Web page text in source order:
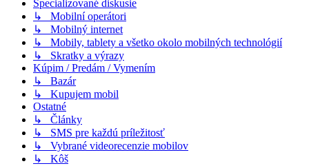
Špecializované diskusie
↳ Mobilní operátori
↳ Mobilný internet
↳ Mobily, tablety a všetko okolo mobilných technológií
↳ Skratky a výrazy
Kúpim / Predám / Vymením
↳ Bazár
↳ Kupujem mobil
Ostatné
↳ Články
↳ SMS pre každú príležitosť
↳ Vybrané videorecenzie mobilov
↳ Kôš